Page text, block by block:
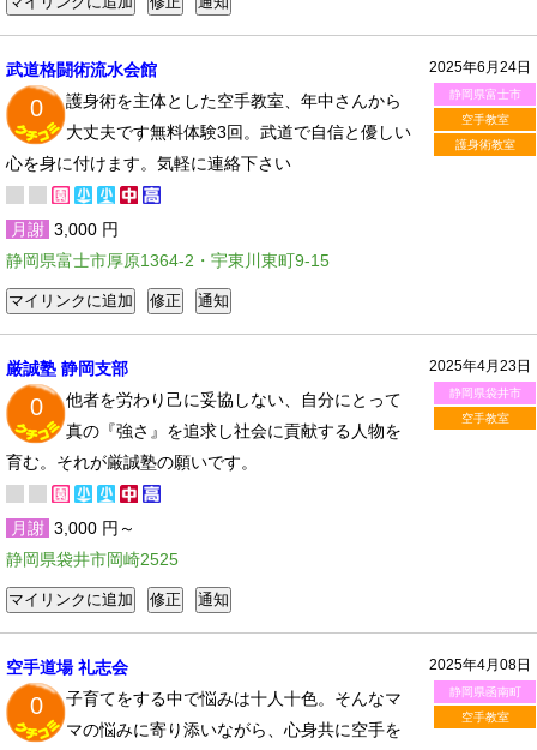
2025年6月24日
静岡県富士市
空手教室
護身術教室
武道格闘術流水会館
0
護身術を主体とした空手教室、年中さんから
大丈夫です無料体験3回。武道で自信と優しい
心を身に付けます。気軽に連絡下さい
月謝 3,000 円
静岡県富士市厚原1364-2・宇東川東町9-15
2025年4月23日
静岡県袋井市
空手教室
厳誠塾 静岡支部
0
他者を労わり己に妥協しない、自分にとって
真の『強さ』を追求し社会に貢献する人物を
育む。それが厳誠塾の願いです。
月謝 3,000 円～
静岡県袋井市岡崎2525
2025年4月08日
静岡県函南町
空手教室
空手道場 礼志会
0
子育てをする中で悩みは十人十色。そんなマ
マの悩みに寄り添いながら、心身共に空手を